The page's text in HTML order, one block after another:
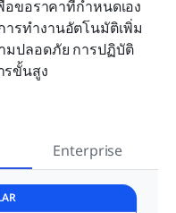
อขอราคาที่กำหนดเอง
ารทำงานอัตโนมัติเพิ่ม
มปลอดภัย การปฏิบัติ
รขั้นสูง
Enterprise